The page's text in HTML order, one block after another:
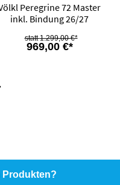
Peregrine 72 Master
inkl. Bindung 26/27
969,00 €*
1.299,00 €*
Produkten?